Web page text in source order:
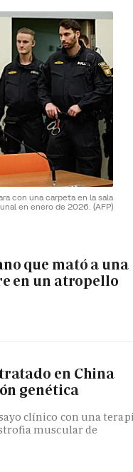
con una carpeta en la sala
en enero de 2026. (AFP)
que mató a una
en un atropello
en China
genética
clínico con una
muscular de